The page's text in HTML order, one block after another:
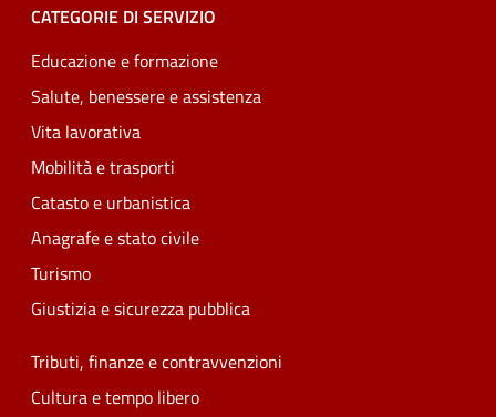
CATEGORIE DI SERVIZIO
Educazione e formazione
Salute, benessere e assistenza
Vita lavorativa
Mobilità e trasporti
Catasto e urbanistica
Anagrafe e stato civile
Turismo
Giustizia e sicurezza pubblica
Tributi, finanze e contravvenzioni
Cultura e tempo libero